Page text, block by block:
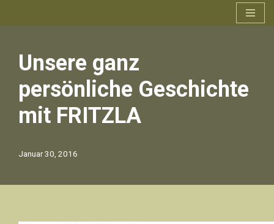
springen
Unsere ganz
persönliche Geschichte
mit FRITZLA
Januar 30, 2016